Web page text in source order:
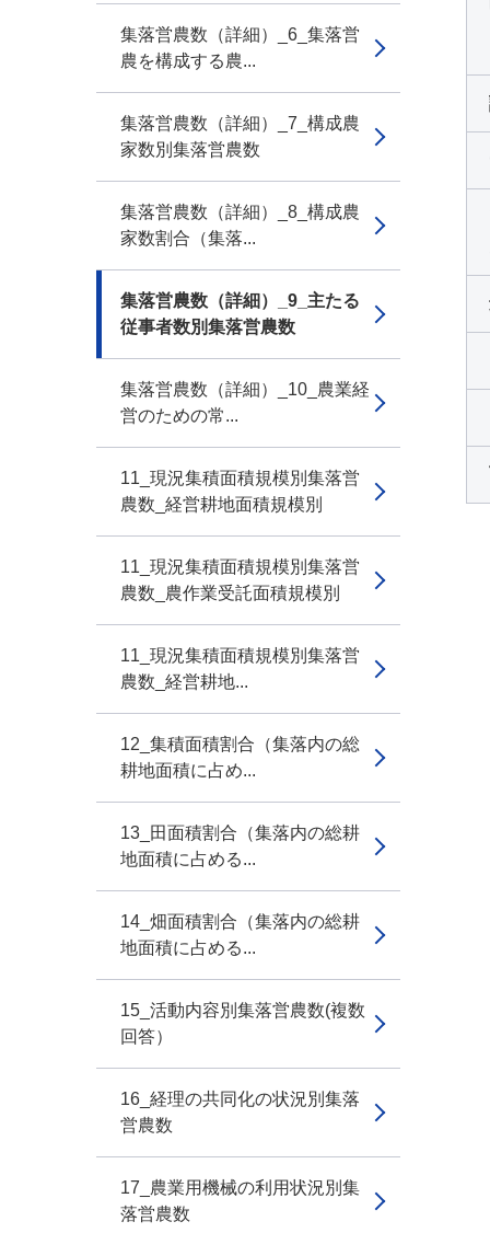
集落営農数（詳細）_6_集落営
農を構成する農...
集落営農数（詳細）_7_構成農
家数別集落営農数
集落営農数（詳細）_8_構成農
家数割合（集落...
集落営農数（詳細）_9_主たる
従事者数別集落営農数
集落営農数（詳細）_10_農業経
営のための常...
11_現況集積面積規模別集落営
農数_経営耕地面積規模別
11_現況集積面積規模別集落営
農数_農作業受託面積規模別
11_現況集積面積規模別集落営
農数_経営耕地...
12_集積面積割合（集落内の総
耕地面積に占め...
13_田面積割合（集落内の総耕
地面積に占める...
14_畑面積割合（集落内の総耕
地面積に占める...
15_活動内容別集落営農数(複数
回答）
16_経理の共同化の状況別集落
営農数
17_農業用機械の利用状況別集
落営農数